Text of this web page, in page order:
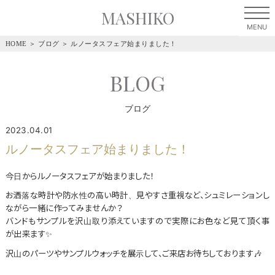
MASHIKO
HOME ＞ ブログ ＞ ルノータスフェア始まりました！
BLOG
ブログ
2023.04.01
ルノータスフェア始まりました！
今日からルノータスフェアが始まりました！
お洒落な時計や防水性の高い時計、見やすさ重視など、シュミレーションし
ながら一緒に作ってみませんか？
バンドもサンプルを沢山取り添えていますので実際にお色など見て頂く事
が出来ます✨
沢山のパーツやサンプルウォッチを展示して、ご来店お待ちしております🎶